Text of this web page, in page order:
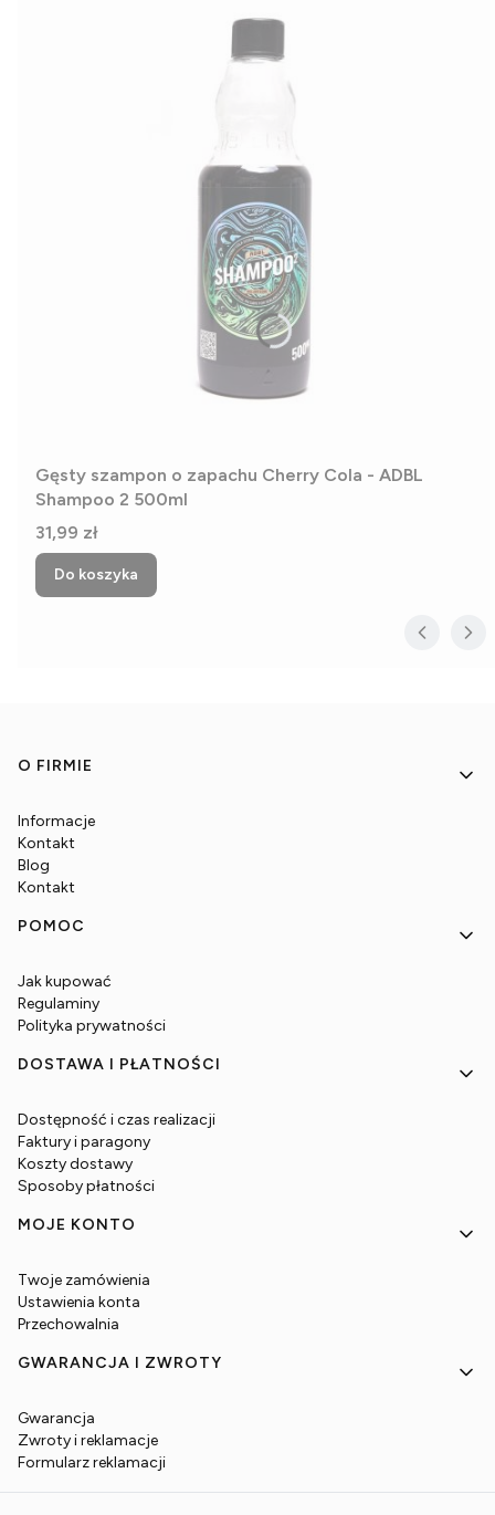
Gęsty szampon o zapachu Cherry Cola - ADBL
Shampoo 2 500ml
Cena
31,99 zł
Do koszyka
Linki w stopce
O FIRMIE
Informacje
Kontakt
Blog
Kontakt
POMOC
Jak kupować
Regulaminy
Polityka prywatności
DOSTAWA I PŁATNOŚCI
Dostępność i czas realizacji
Faktury i paragony
Koszty dostawy
Sposoby płatności
MOJE KONTO
Twoje zamówienia
Ustawienia konta
Przechowalnia
GWARANCJA I ZWROTY
Gwarancja
Zwroty i reklamacje
Formularz reklamacji